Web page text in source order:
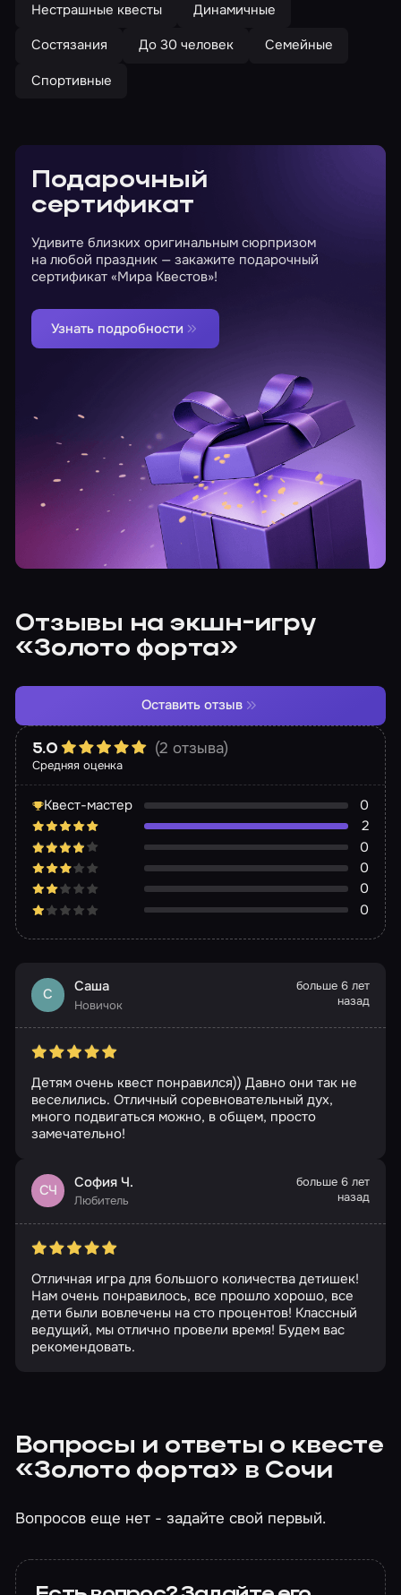
Нестрашные квесты
Динамичные
Состязания
До 30 человек
Семейные
Спортивные
Подарочный
сертификат
Удивите близких оригинальным сюрпризом
на любой праздник — закажите подарочный
сертификат «Мира Квестов»!
Узнать подробности
Отзывы на экшн-игру
«Золото форта»
Средняя оценка
5.0 (2 отзыва)
Квест-мастер
0
2
0
0
0
0
Оставить отзыв
С Саша
Новичок
больше 6 лет
назад
Детям очень квест понравился)) Давно они так не
веселились. Отличный соревновательный дух,
много подвигаться можно, в общем, просто
замечательно!
СЧ София Ч.
Любитель
больше 6 лет
назад
Отличная игра для большого количества детишек!
Нам очень понравилось, все прошло хорошо, все
дети были вовлечены на сто процентов! Классный
ведущий, мы отлично провели время! Будем вас
рекомендовать.
Вопросы и ответы о квесте
«Золото форта» в Сочи
Вопросов еще нет - задайте свой первый.